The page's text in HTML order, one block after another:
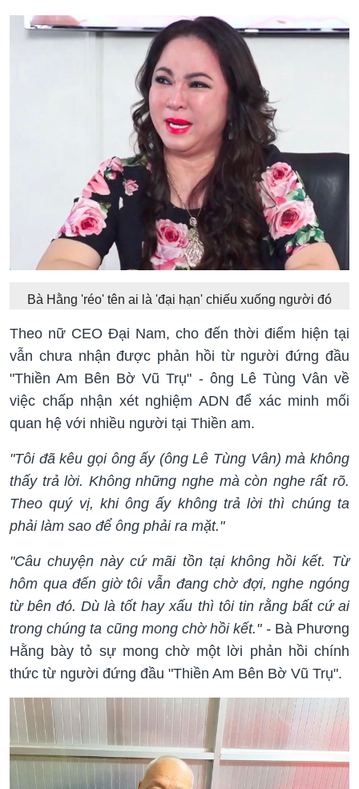
Bà Hằng 'réo' tên ai là 'đại hạn' chiếu xuống người đó
Theo nữ CEO Đại Nam, cho đến thời điểm hiện tại
vẫn chưa nhận được phản hồi từ người đứng đầu
"Thiền Am Bên Bờ Vũ Trụ" - ông Lê Tùng Vân về
việc chấp nhận xét nghiệm ADN để xác minh mối
quan hệ với nhiều người tại Thiền am.
"Tôi đã kêu gọi ông ấy (ông Lê Tùng Vân) mà không
thấy trả lời. Không những nghe mà còn nghe rất rõ.
Theo quý vị, khi ông ấy không trả lời thì chúng ta
phải làm sao để ông phải ra mặt."
"Câu chuyện này cứ mãi tồn tại không hồi kết. Từ
hôm qua đến giờ tôi vẫn đang chờ đợi, nghe ngóng
từ bên đó. Dù là tốt hay xấu thì tôi tin rằng bất cứ ai
trong chúng ta cũng mong chờ hồi kết." - Bà Phương
Hằng bày tỏ sự mong chờ một lời phản hồi chính
thức từ người đứng đầu "Thiền Am Bên Bờ Vũ Trụ".